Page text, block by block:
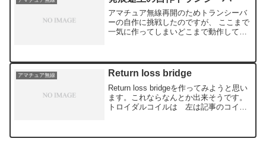
アマチュア無線再開のためトランシーバ
ーの自作に挑戦したのですが、 ここまで
一気に作ってしまいどこまで動作してい
して バラモジを試してみました。 出力
にダイオードとメ...
アマチュア無線 Return loss bridge
Return loss bridgeを作ってみようと思い
ます。これならなんとか出来そうです。
トロイダルコイルは 左は記事のコイ
ースを物色中ですが、購入したほうが早